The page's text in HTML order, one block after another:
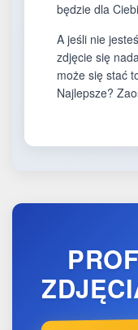
będzie dla
A jeśli nie
zdjęcie się
może się stać
Najlepsze?